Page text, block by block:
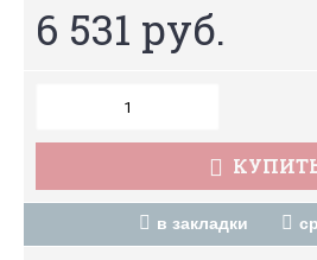
6 531 руб.
в закладки